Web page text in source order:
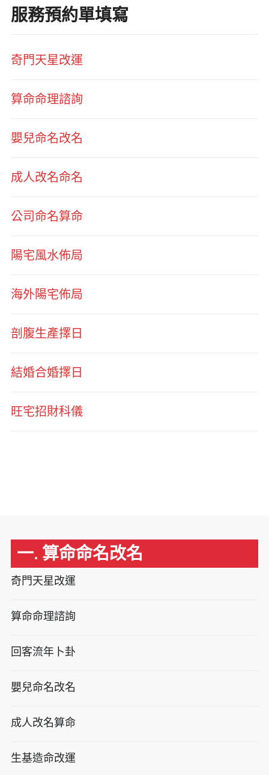
服務預約單填寫
奇門天星改運
算命命理諮詢
嬰兒命名改名
成人改名命名
公司命名算命
陽宅風水佈局
海外陽宅佈局
剖腹生產擇日
結婚合婚擇日
旺宅招財科儀
一. 算命命名改名
奇門天星改運
算命命理諮詢
回客流年卜卦
嬰兒命名改名
成人改名算命
生基造命改運